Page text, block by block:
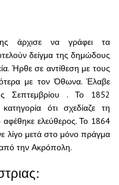
άρχισε να γράφει τα
δείγμα της δημώδους
Ήρθε σε αντίθεση με τους
με τον Όθωνα. Έλαβε
Σεπτεμβρίου . Το 1852
ότι σχεδίαζε τη
ελεύθερος. Το 1864
λίγο μετά στο μόνο πράγμα
την Ακρόπολη.